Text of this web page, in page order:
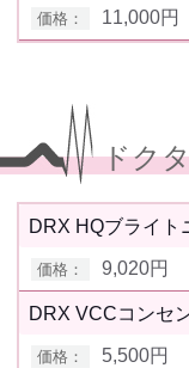
11,000円
ドク
DRX HQブライト
9,020円
DRX VCCコンセ
5,500円